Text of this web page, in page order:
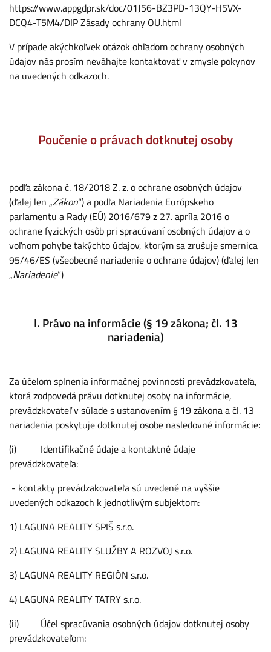
https://www.appgdpr.sk/doc/01J56-BZ3PD-13QY-H5VX-
DCQ4-T5M4/DIP Zásady ochrany OU.html
V prípade akýchkoľvek otázok ohľadom ochrany osobných
údajov nás prosím neváhajte kontaktovať v zmysle pokynov
na uvedených odkazoch.
Poučenie o právach dotknutej osoby
podľa zákona č. 18/2018 Z. z. o ochrane osobných údajov
(ďalej len „Zákon“) a podľa Nariadenia Európskeho
parlamentu a Rady (EÚ) 2016/679 z 27. apríla 2016 o
ochrane fyzických osôb pri spracúvaní osobných údajov a o
voľnom pohybe takýchto údajov, ktorým sa zrušuje smernica
95/46/ES (všeobecné nariadenie o ochrane údajov) (ďalej len
„Nariadenie“)
I. Právo na informácie (§ 19 zákona; čl. 13
nariadenia)
Za účelom splnenia informačnej povinnosti prevádzkovateľa,
ktorá zodpovedá právu dotknutej osoby na informácie,
prevádzkovateľ v súlade s ustanovením § 19 zákona a čl. 13
nariadenia poskytuje dotknutej osobe nasledovné informácie:
(i) Identifikačné údaje a kontaktné údaje
prevádzkovateľa:
- kontakty prevádzakovateľa sú uvedené na vyššie
uvedených odkazoch k jednotlivým subjektom:
1) LAGUNA REALITY SPIŠ s.r.o.
2) LAGUNA REALITY SLUŽBY A ROZVOJ s.r.o.
3) LAGUNA REALITY REGIÓN s.r.o.
4) LAGUNA REALITY TATRY s.r.o.
(ii) Účel spracúvania osobných údajov dotknutej osoby
prevádzkovateľom: